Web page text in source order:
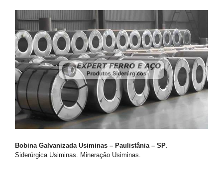
Bobina Galvanizada Usiminas – Paulistânia – SP.
Siderúrgica Usiminas. Mineração Usiminas.